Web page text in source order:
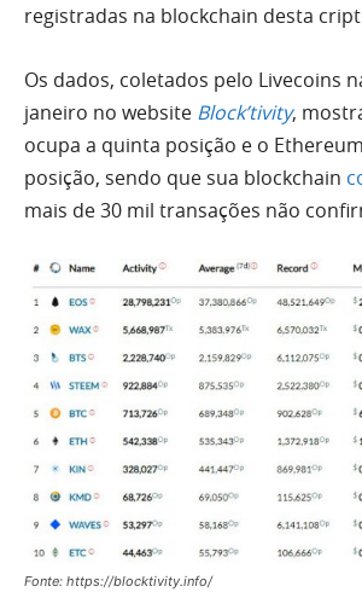
registradas na blockchain desta
Os dados, coletados pelo Livecoins
janeiro no website Block’tivity,
ocupa a quinta posição e o
posição, sendo que sua blockchain
mais de 30 mil transações não
Fonte: https://blocktivity.info/